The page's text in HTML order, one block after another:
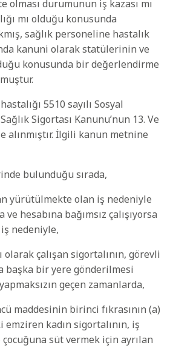
olması durumunun iş kazası mı
mı olduğu konusunda
sağlık personeline hastalık
kanuni olarak statülerinin ve
konusunda bir değerlendirme
5510 sayılı Sosyal
Sigortası Kanunu’nun 13. Ve
alınmıştır. İlgili kanun metnine
bulunduğu sırada,
yürütülmekte olan iş nedeniyle
hesabına bağımsız çalışıyorsa
nedeniyle,
çalışan sigortalının, görevli
başka bir yere gönderilmesi
geçen zamanlarda,
maddesinin birinci fıkrasının (a)
emziren kadın sigortalının, iş
süt vermek için ayrılan